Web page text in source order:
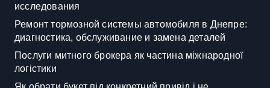
исследования
Ремонт тормозной системы автомобиля в Днепре:
диагностика, обслуживание и замена деталей
Послуги митного брокера як частина міжнародної
логістики